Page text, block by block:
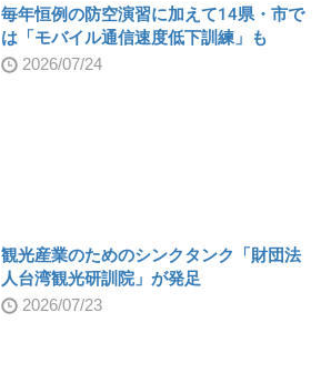
毎年恒例の防空演習に加えて14県・市で
は「モバイル通信速度低下訓練」も
2026/07/24
観光産業のためのシンクタンク「財団法
人台湾観光研訓院」が発足
2026/07/23